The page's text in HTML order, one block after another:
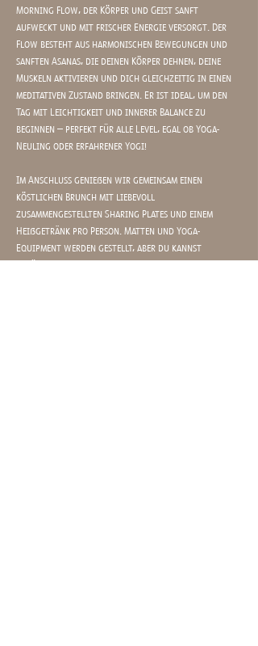
Morning Flow, der Körper und Geist sanft
aufweckt und mit frischer Energie versorgt. Der
Flow besteht aus harmonischen Bewegungen und
sanften Asanas, die deinen Körper dehnen, deine
Muskeln aktivieren und dich gleichzeitig in einen
meditativen Zustand bringen. Er ist ideal, um den
Tag mit Leichtigkeit und innerer Balance zu
beginnen – perfekt für alle Level, egal ob Yoga-
Neuling oder erfahrener Yogi!
Im Anschluss genießen wir gemeinsam einen
köstlichen Brunch mit liebevoll
zusammengestellten Sharing Plates und einem
Heißgetränk pro Person. Matten und Yoga-
Equipment werden gestellt, aber du kannst
natürlich auch gerne deine eigene Matte